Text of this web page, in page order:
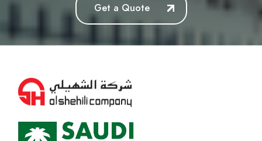
Get a Quote